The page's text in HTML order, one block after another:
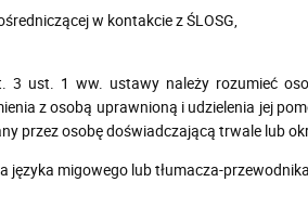
w kontakcie z ŚLOSG,
3 ust. 1 ww. ustawy należy rozumieć
z osobą uprawnioną i udzielenia jej
przez osobę doświadczającą trwale lub
języka migowego lub tłumacza-